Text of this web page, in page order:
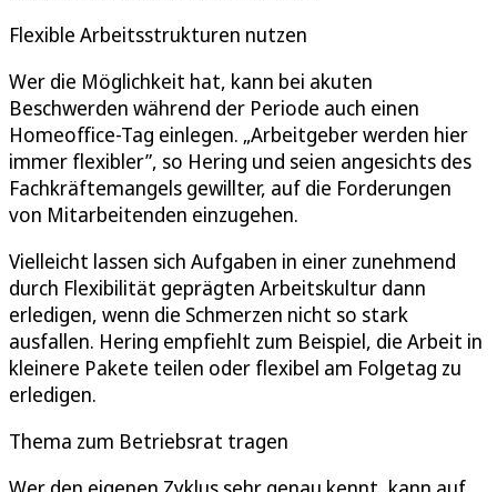
Flexible Arbeitsstrukturen nutzen
Wer die Möglichkeit hat, kann bei akuten
Beschwerden während der Periode auch einen
Homeoffice-Tag einlegen. „Arbeitgeber werden hier
immer flexibler”, so Hering und seien angesichts des
Fachkräftemangels gewillter, auf die Forderungen
von Mitarbeitenden einzugehen.
Vielleicht lassen sich Aufgaben in einer zunehmend
durch Flexibilität geprägten Arbeitskultur dann
erledigen, wenn die Schmerzen nicht so stark
ausfallen. Hering empfiehlt zum Beispiel, die Arbeit in
kleinere Pakete teilen oder flexibel am Folgetag zu
erledigen.
Thema zum Betriebsrat tragen